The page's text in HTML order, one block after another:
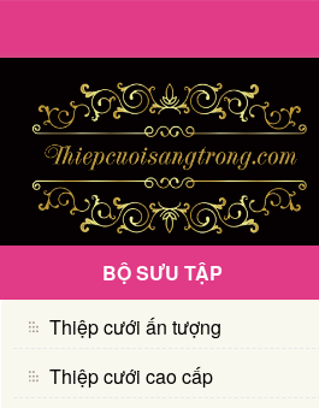
BỘ SƯU TẬP
Thiệp cưới ấn tượng
Thiệp cưới cao cấp